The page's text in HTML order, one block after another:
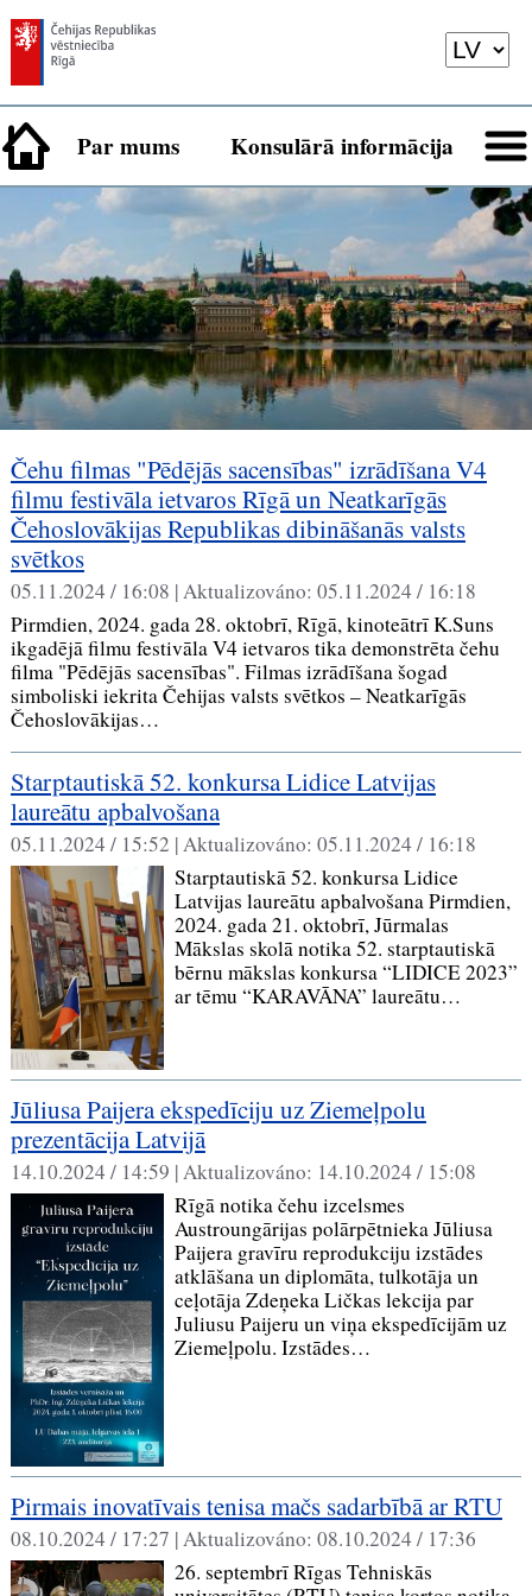
Par mums Konsulārā informācija
Čehu filmas "Pēdējās sacensības" izrādīšana V4
filmu festivāla ietvaros Rīgā un Neatkarīgās
Čehoslovākijas Republikas dibināšanās valsts
svētkos
05.11.2024 / 16:08 |Aktualizováno: 05.11.2024 / 16:18
Pirmdien, 2024. gada 28. oktobrī, Rīgā, kinoteātrī K.Suns
ikgadējā filmu festivāla V4 ietvaros tika demonstrēta čehu
filma "Pēdējās sacensības". Filmas izrādīšana šogad
simboliski iekrita Čehijas valsts svētkos – Neatkarīgās
Čehoslovākijas…
Starptautiskā 52. konkursa Lidice Latvijas
laureātu apbalvošana
05.11.2024 / 15:52 |Aktualizováno: 05.11.2024 / 16:18
Starptautiskā 52. konkursa Lidice
Latvijas laureātu apbalvošana Pirmdien,
2024. gada 21. oktobrī, Jūrmalas
Mākslas skolā notika 52. starptautiskā
bērnu mākslas konkursa “LIDICE 2023”
ar tēmu “KARAVĀNA” laureātu…
Jūliusa Paijera ekspedīciju uz Ziemeļpolu
prezentācija Latvijā
14.10.2024 / 14:59 |Aktualizováno: 14.10.2024 / 15:08
Rīgā notika čehu izcelsmes
Austroungārijas polārpētnieka Jūliusa
Paijera gravīru reprodukciju izstādes
atklāšana un diplomāta, tulkotāja un
ceļotāja Zdeņeka Ličkas lekcija par
Juliusu Paijeru un viņa ekspedīcijām uz
Ziemeļpolu. Izstādes…
Pirmais inovatīvais tenisa mačs sadarbībā ar RTU
08.10.2024 / 17:27 |Aktualizováno: 08.10.2024 / 17:36
26. septembrī Rīgas Tehniskās